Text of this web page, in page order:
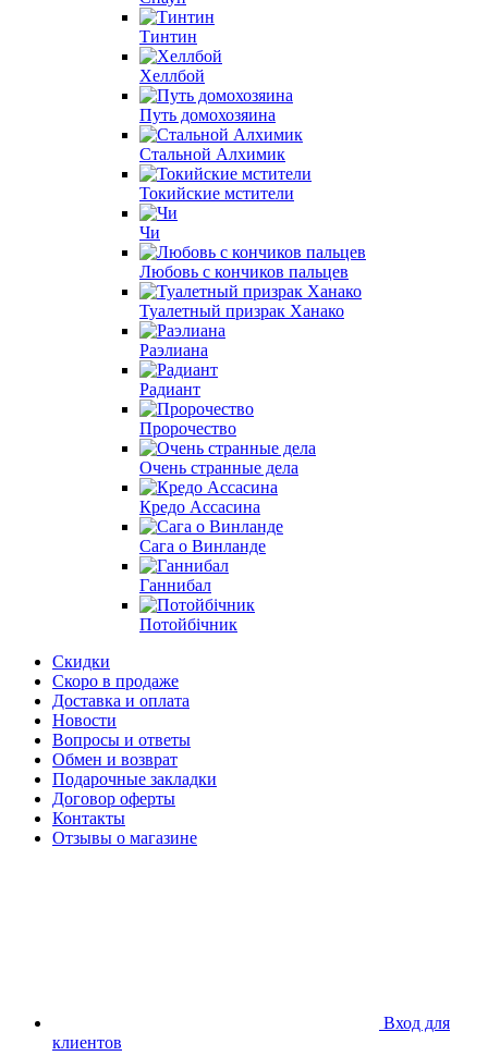
Тинтин
Хеллбой
Путь домохозяина
Стальной Алхимик
Токийские мстители
Чи
Любовь с кончиков пальцев
Туалетный призрак Ханако
Раэлиана
Радиант
Пророчество
Очень странные дела
Кредо Ассасина
Сага о Винланде
Ганнибал
Потойбічник
Скидки
Скоро в продаже
Доставка и оплата
Новости
Вопросы и ответы
Обмен и возврат
Подарочные закладки
Договор оферты
Контакты
Отзывы о магазине
Вход для
клиентов